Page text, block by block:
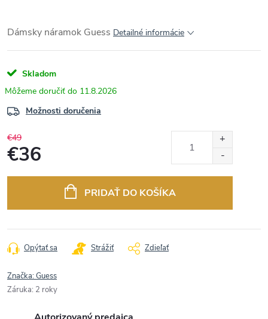
Dámsky náramok Guess Detailné informácie
Skladom
11.8.2026
Možnosti doručenia
€49
€36
PRIDAŤ DO KOŠÍKA
Opýtať sa Strážiť Zdieľať
Značka:Guess
Záruka: 2 roky